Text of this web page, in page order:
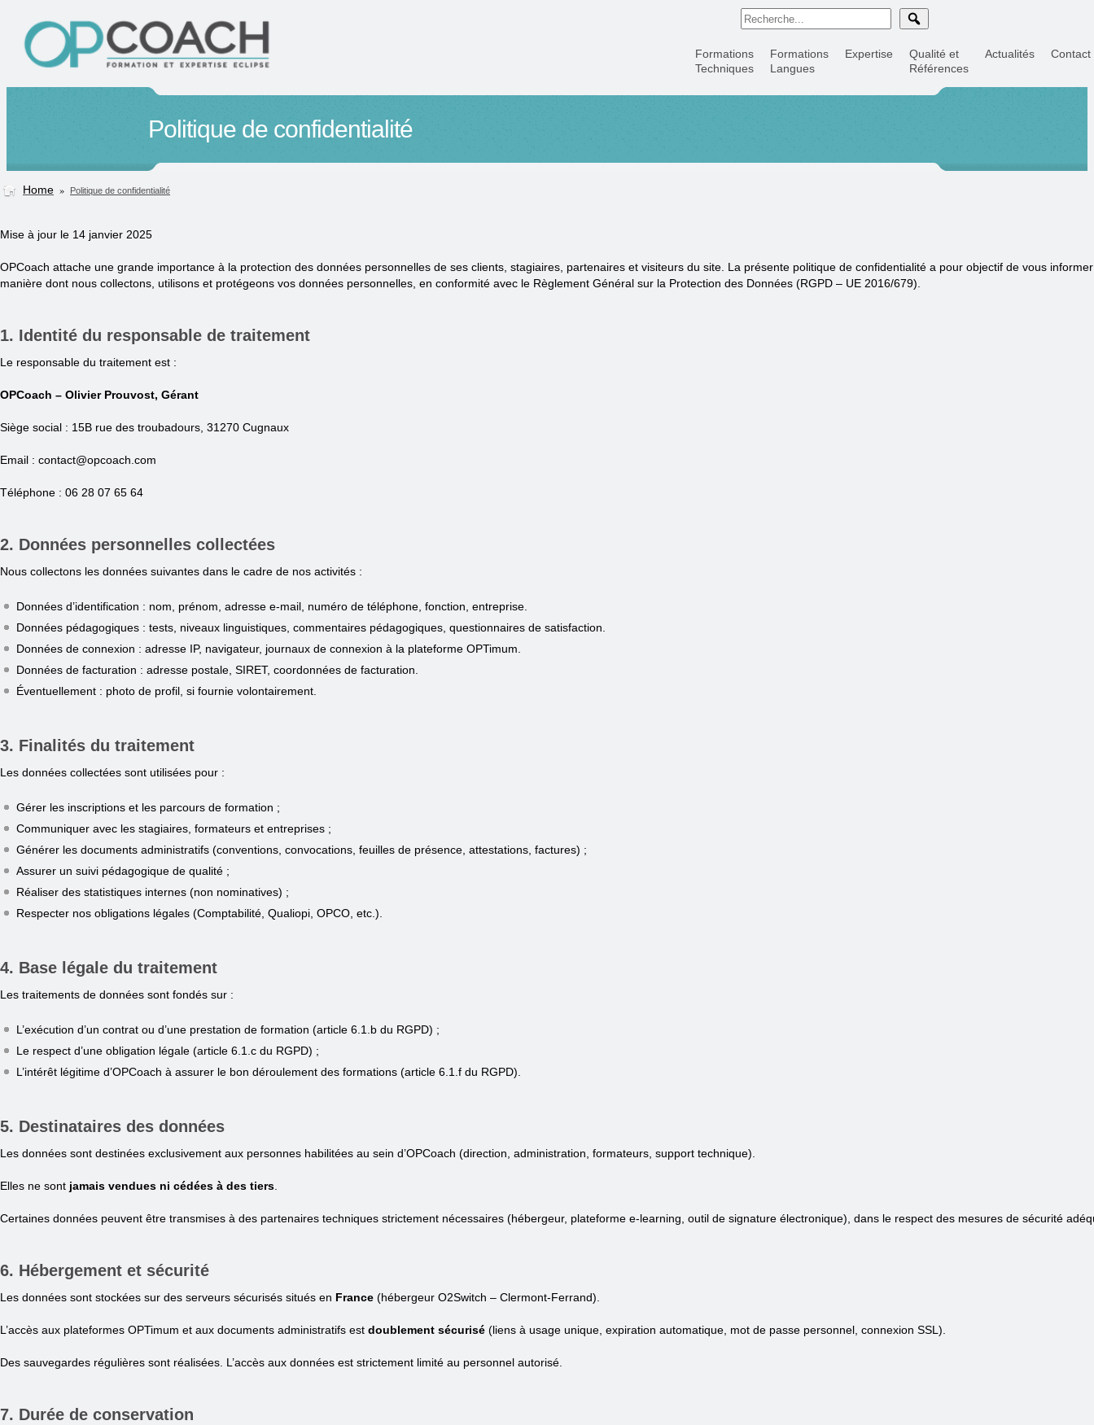
Formations
Techniques
Formations
Langues
Expertise
Qualité et
Références
Actualités Contact
Politique de confidentialité
Home » Politique de confidentialité
Mise à jour le 14 janvier 2025
OPCoach attache une grande importance à la protection des données personnelles de ses clients, stagiaires, partenaires et visiteurs du site. La présente politique de confidentialité a pour objectif de vous
manière dont nous collectons, utilisons et protégeons vos données personnelles, en conformité avec le Règlement Général sur la Protection des Données (RGPD – UE 2016/679).
1. Identité du responsable de traitement
Le responsable du traitement est :
OPCoach – Olivier Prouvost, Gérant
Siège social : 15B rue des troubadours, 31270 Cugnaux
Email : contact@opcoach.com
Téléphone : 06 28 07 65 64
2. Données personnelles collectées
Nous collectons les données suivantes dans le cadre de nos activités :
Données d’identification : nom, prénom, adresse e-mail, numéro de téléphone, fonction, entreprise.
Données pédagogiques : tests, niveaux linguistiques, commentaires pédagogiques, questionnaires de satisfaction.
Données de connexion : adresse IP, navigateur, journaux de connexion à la plateforme OPTimum.
Données de facturation : adresse postale, SIRET, coordonnées de facturation.
Éventuellement : photo de profil, si fournie volontairement.
3. Finalités du traitement
Les données collectées sont utilisées pour :
Gérer les inscriptions et les parcours de formation ;
Communiquer avec les stagiaires, formateurs et entreprises ;
Générer les documents administratifs (conventions, convocations, feuilles de présence, attestations, factures) ;
Assurer un suivi pédagogique de qualité ;
Réaliser des statistiques internes (non nominatives) ;
Respecter nos obligations légales (Comptabilité, Qualiopi, OPCO, etc.).
4. Base légale du traitement
Les traitements de données sont fondés sur :
L’exécution d’un contrat ou d’une prestation de formation (article 6.1.b du RGPD) ;
Le respect d’une obligation légale (article 6.1.c du RGPD) ;
L’intérêt légitime d’OPCoach à assurer le bon déroulement des formations (article 6.1.f du RGPD).
5. Destinataires des données
Les données sont destinées exclusivement aux personnes habilitées au sein d’OPCoach (direction, administration, formateurs, support technique).
Elles ne sont jamais vendues ni cédées à des tiers.
Certaines données peuvent être transmises à des partenaires techniques strictement nécessaires (hébergeur, plateforme e-learning, outil de signature électronique), dans le respect des mesures de sécurité
6. Hébergement et sécurité
Les données sont stockées sur des serveurs sécurisés situés en France (hébergeur O2Switch – Clermont-Ferrand).
L’accès aux plateformes OPTimum et aux documents administratifs est doublement sécurisé (liens à usage unique, expiration automatique, mot de passe personnel, connexion SSL).
Des sauvegardes régulières sont réalisées. L’accès aux données est strictement limité au personnel autorisé.
7. Durée de conservation